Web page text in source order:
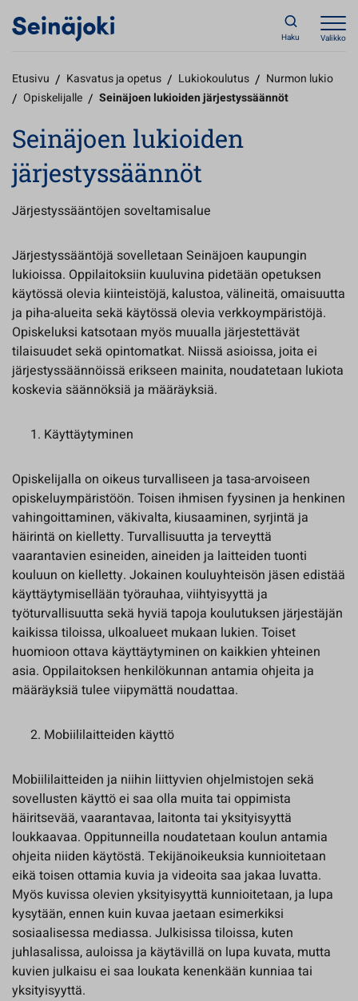
Haku Valikko
Etusivu / Kasvatus ja opetus / Lukiokoulutus / Nurmon lukio
/ Opiskelijalle / Seinäjoen lukioiden järjestyssäännöt
Seinäjoen lukioiden
järjestyssäännöt
Järjestyssääntöjen soveltamisalue
Järjestyssääntöjä sovelletaan Seinäjoen kaupungin
lukioissa. Oppilaitoksiin kuuluvina pidetään opetuksen
käytössä olevia kiinteistöjä, kalustoa, välineitä, omaisuutta
ja piha-alueita sekä käytössä olevia verkkoympäristöjä.
Opiskeluksi katsotaan myös muualla järjestettävät
tilaisuudet sekä opintomatkat. Niissä asioissa, joita ei
järjestyssäännöissä erikseen mainita, noudatetaan lukiota
koskevia säännöksiä ja määräyksiä.
Käyttäytyminen
Opiskelijalla on oikeus turvalliseen ja tasa-arvoiseen
opiskeluympäristöön. Toisen ihmisen fyysinen ja henkinen
vahingoittaminen, väkivalta, kiusaaminen, syrjintä ja
häirintä on kielletty. Turvallisuutta ja terveyttä
vaarantavien esineiden, aineiden ja laitteiden tuonti
kouluun on kielletty. Jokainen kouluyhteisön jäsen edistää
käyttäytymisellään työrauhaa, viihtyisyyttä ja
työturvallisuutta sekä hyviä tapoja koulutuksen järjestäjän
kaikissa tiloissa, ulkoalueet mukaan lukien. Toiset
huomioon ottava käyttäytyminen on kaikkien yhteinen
asia. Oppilaitoksen henkilökunnan antamia ohjeita ja
määräyksiä tulee viipymättä noudattaa.
Mobiililaitteiden käyttö
Mobiililaitteiden ja niihin liittyvien ohjelmistojen sekä
sovellusten käyttö ei saa olla muita tai oppimista
häiritsevää, vaarantavaa, laitonta tai yksityisyyttä
loukkaavaa. Oppitunneilla noudatetaan koulun antamia
ohjeita niiden käytöstä. Tekijänoikeuksia kunnioitetaan
eikä toisen ottamia kuvia ja videoita saa jakaa luvatta.
Myös kuvissa olevien yksityisyyttä kunnioitetaan, ja lupa
kysytään, ennen kuin kuvaa jaetaan esimerkiksi
sosiaalisessa mediassa. Julkisissa tiloissa, kuten
juhlasalissa, auloissa ja käytävillä on lupa kuvata, mutta
kuvien julkaisu ei saa loukata kenenkään kunniaa tai
yksityisyyttä.